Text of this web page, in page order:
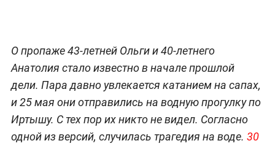
О пропаже 43-летней Ольги и 40-летнего
Анатолия стало известно в начале прошлой
дели. Пара давно увлекается катанием на сапах,
и 25 мая они отправились на водную прогулку по
Иртышу. С тех пор их никто не видел. Согласно
одной из версий, случилась трагедия на воде. 30